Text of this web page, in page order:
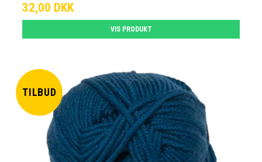
32,00 DKK
VIS PRODUKT
TILBUD